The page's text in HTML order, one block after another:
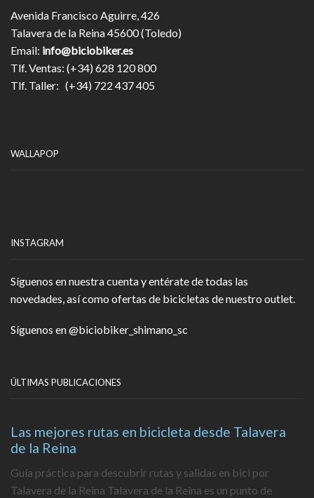
Avenida Francisco Aguirre, 426
Talavera de la Reina 45600 (Toledo)
Email: info@biciobiker.es
Tlf. Ventas: (+34) 628 120 800
Tlf. Taller: (+34) 722 437 405
WALLAPOP
INSTAGRAM
Síguenos en nuestra cuenta y entérate de todas las
novedades, así como ofertas de bicicletas de nuestro outlet.
Síguenos en@biciobiker_shimano_sc
ÚLTIMAS PUBLICACIONES
Las mejores rutas en bicicleta desde Talavera
de la Reina
Guía práctica para descubrir rutas y salidas en bici por
Talavera de la Reina Talavera de la Reina es un punto de